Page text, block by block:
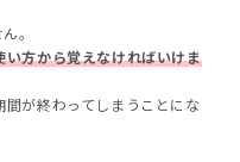
。
方から覚えなければいけま
が終わってしまうことにな